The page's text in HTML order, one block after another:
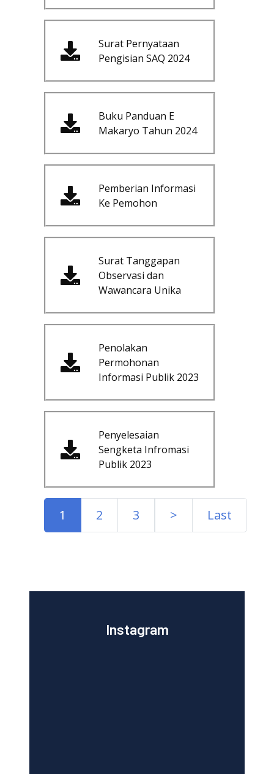
Surat Pernyataan
Pengisian SAQ 2024
Buku Panduan E
Makaryo Tahun 2024
Pemberian Informasi
Ke Pemohon
Surat Tanggapan
Observasi dan
Wawancara Unika
Penolakan
Permohonan
Informasi Publik 2023
Penyelesaian
Sengketa Infromasi
Publik 2023
1 2 3 > Last
Instagram